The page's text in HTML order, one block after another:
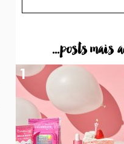
...posts mais
1